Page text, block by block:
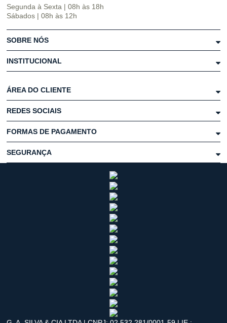
Segunda à Sexta | 08h às 18h
Sábados | 08h às 12h
SOBRE NÓS
INSTITUCIONAL
ÁREA DO CLIENTE
REDES SOCIAIS
FORMAS DE PAGAMENTO
SEGURANÇA